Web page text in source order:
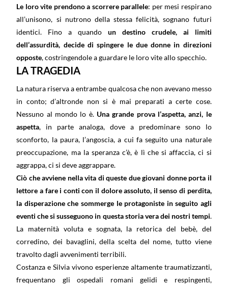
Le loro vite prendono a scorrere parallele: per mesi respirano
all’unisono, si nutrono della stessa felicità, sognano futuri
identici. Fino a quando un destino crudele, ai limiti
dell’assurdità, decide di spingere le due donne in direzioni
opposte, costringendole a guardare le loro vite allo specchio.
LA TRAGEDIA
La natura riserva a entrambe qualcosa che non avevano messo
in conto; d’altronde non si è mai preparati a certe cose.
Nessuno al mondo lo è. Una grande prova l’aspetta, anzi, le
aspetta, in parte analoga, dove a predominare sono lo
sconforto, la paura, l’angoscia, a cui fa seguito una naturale
preoccupazione, ma la speranza c’è, è lì che si affaccia, ci si
aggrappa, ci si deve aggrappare.
Ciò che avviene nella vita di queste due giovani donne porta il
lettore a fare i conti con il dolore assoluto, il senso di perdita,
la disperazione che sommerge le protagoniste in seguito agli
eventi che si susseguono in questa storia vera dei nostri tempi.
La maternità voluta e sognata, la retorica del bebè, del
corredino, dei bavaglini, della scelta del nome, tutto viene
travolto dagli avvenimenti terribili.
Costanza e Silvia vivono esperienze altamente traumatizzanti,
frequentano gli ospedali romani gelidi e respingenti,